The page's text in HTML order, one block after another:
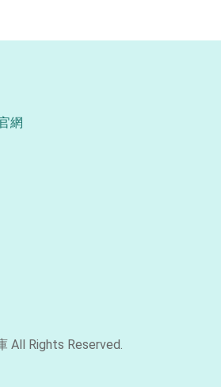
網
All Rights Reserved.